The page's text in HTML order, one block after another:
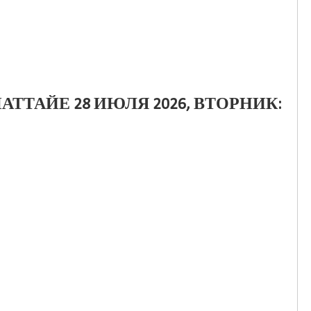
28 ИЮЛЯ 2026, ВТОРНИК: